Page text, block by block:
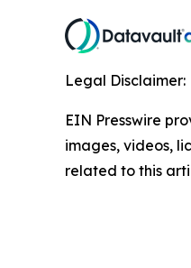
Legal Disclaimer:
EIN Presswire
images, videos,
related to this